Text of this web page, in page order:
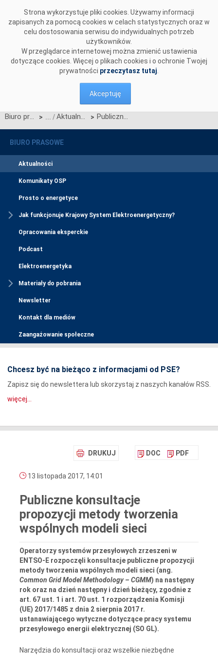
Strona wykorzystuje pliki cookies. Używamy informacji
zapisanych za pomocą cookies w celach statystycznych oraz w
celu dostosowania serwisu do indywidualnych potrzeb
użytkowników.
W przeglądarce internetowej można zmienić ustawienia
dotyczące cookies. Więcej o plikach cookies i o ochronie Twojej
prywatności przeczytasz tutaj
Akceptuję
Biuro prasowe > Aktualności > Publiczne konsultacje propozycji metody tworzenia wspólnych modeli sieci
BIURO PRASOWE
Aktualności
Komunikaty OSP
Prosto o energetyce
Jak funkcjonuje Krajowy System Elektroenergetyczny?
Opracowania eksperckie
Podcast
Elektroenergetyka
Materiały do pobrania
Newsletter
Kontakt dla mediów
Zaangażowanie społeczne
Chcesz być na bieżąco z informacjami od PSE?
Zapisz się do newslettera lub skorzystaj z naszych kanałów RSS.
więcej...
DRUKUJ DOC PDF
13 listopada 2017, 14:01
Publiczne konsultacje
propozycji metody tworzenia
wspólnych modeli sieci
Operatorzy systemów przesyłowych zrzeszeni w
ENTSO-E rozpoczęli konsultacje publiczne propozycji
metody tworzenia wspólnych modeli sieci (ang.
Common Grid Model Methodology – CGMM) na następny
rok oraz na dzień następny i dzień bieżący, zgodnie z
art. 67 ust. 1 i art. 70 ust. 1 rozporządzenia Komisji
(UE) 2017/1485 z dnia 2 sierpnia 2017 r.
ustanawiającego wytyczne dotyczące pracy systemu
przesyłowego energii elektrycznej (SO GL).
Narzędzia do konsultacji oraz wszelkie niezbędne